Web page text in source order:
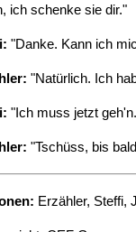
ich schenke sie dir."
"Danke. Kann ich
"Natürlich. Ich
"Ich muss jetzt
"Tschüss, bis
Erzähler, Steffi,